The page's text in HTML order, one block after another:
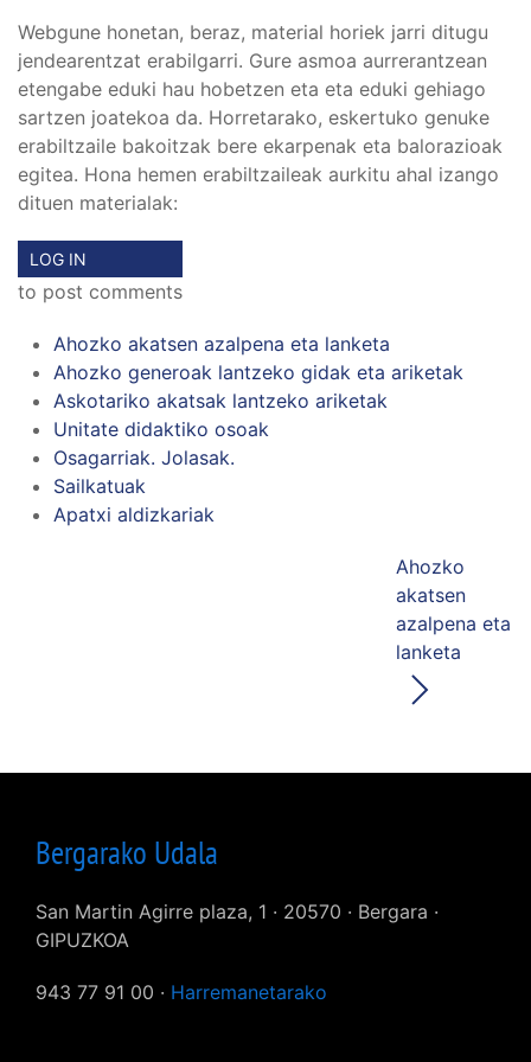
Webgune honetan, beraz, material horiek jarri ditugu
jendearentzat erabilgarri. Gure asmoa aurrerantzean
etengabe eduki hau hobetzen eta eta eduki gehiago
sartzen joatekoa da. Horretarako, eskertuko genuke
erabiltzaile bakoitzak bere ekarpenak eta balorazioak
egitea. Hona hemen erabiltzaileak aurkitu ahal izango
dituen materialak:
LOG IN
to post comments
Ahozko akatsen azalpena eta lanketa
Ahozko generoak lantzeko gidak eta ariketak
Askotariko akatsak lantzeko ariketak
Unitate didaktiko osoak
Osagarriak. Jolasak.
Sailkatuak
Apatxi aldizkariak
Ahozko
akatsen
azalpena eta
lanketa
Bergarako Udala
San Martin Agirre plaza, 1 · 20570 · Bergara ·
GIPUZKOA
943 77 91 00 · Harremanetarako